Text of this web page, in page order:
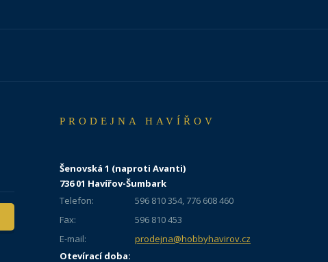
PRODEJNA HAVÍŘOV
Šenovská 1 (naproti Avanti)
736 01 Havířov-Šumbark
Telefon:
596 810 354, 776 608 460
Fax:
596 810 453
E-mail:
prodejna@hobbyhavirov.cz
Otevírací doba: